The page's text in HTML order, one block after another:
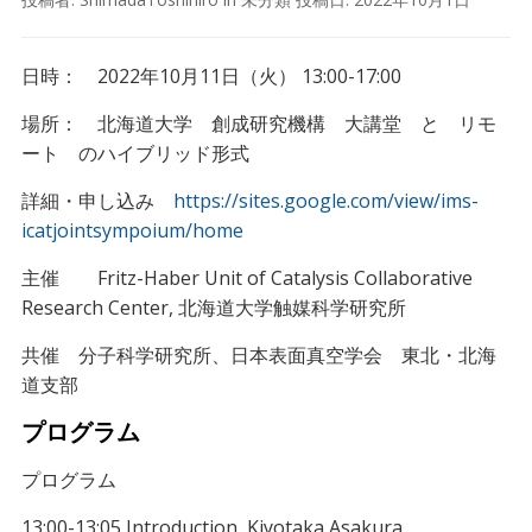
日時： 2022年10月11日（火） 13:00-17:00
場所： 北海道大学 創成研究機構 大講堂 と リモ
ート のハイブリッド形式
詳細・申し込み https://sites.google.com/view/ims-
icatjointsympoium/home
主催 Fritz-Haber Unit of Catalysis Collaborative
Research Center, 北海道大学触媒科学研究所
共催 分子科学研究所、日本表面真空学会 東北・北海
道支部
プログラム
プログラム